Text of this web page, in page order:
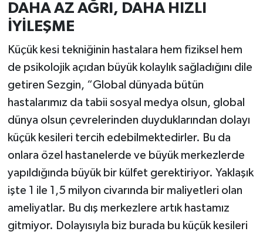
DAHA AZ AĞRI, DAHA HIZLI
İYİLEŞME
Küçük kesi tekniğinin hastalara hem fiziksel hem
de psikolojik açıdan büyük kolaylık sağladığını dile
getiren Sezgin, “Global dünyada bütün
hastalarımız da tabii sosyal medya olsun, global
dünya olsun çevrelerinden duyduklarından dolayı
küçük kesileri tercih edebilmektedirler. Bu da
onlara özel hastanelerde ve büyük merkezlerde
yapıldığında büyük bir külfet gerektiriyor. Yaklaşık
işte 1 ile 1,5 milyon civarında bir maliyetleri olan
ameliyatlar. Bu dış merkezlere artık hastamız
gitmiyor. Dolayısıyla biz burada bu küçük kesileri